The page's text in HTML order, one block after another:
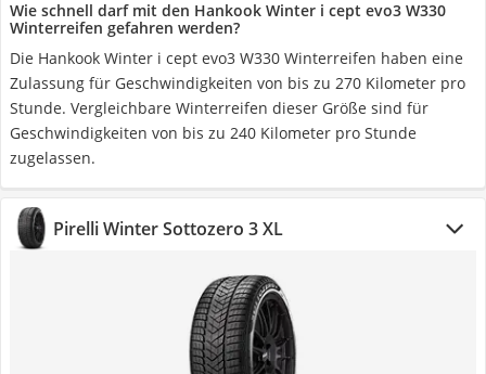
Wie schnell darf mit den Hankook Winter i cept evo3 W330
Winterreifen gefahren werden?
Die Hankook Winter i cept evo3 W330 Winterreifen haben eine
Zulassung für Geschwindigkeiten von bis zu 270 Kilometer pro
Stunde. Vergleichbare Winterreifen dieser Größe sind für
Geschwindigkeiten von bis zu 240 Kilometer pro Stunde
zugelassen.
Pirelli Winter Sottozero 3 XL